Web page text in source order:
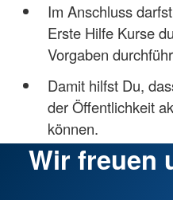
Im Anschluss
Erste Hilfe Kurse
Vorgaben
Damit hilfst Du,
der Öffentlichkeit
können.
Wir freuen